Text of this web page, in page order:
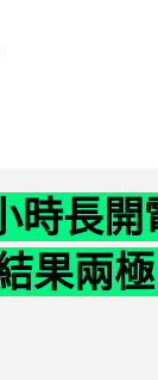
時長
果兩